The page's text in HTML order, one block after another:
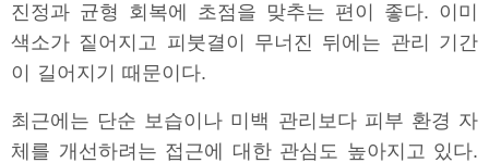
진정과 균형 회복에 초점을 맞추는 편이 좋다. 이미
색소가 짙어지고 피붓결이 무너진 뒤에는 관리 기간
이 길어지기 때문이다.
최근에는 단순 보습이나 미백 관리보다 피부 환경 자
체를 개선하려는 접근에 대한 관심도 높아지고 있다.